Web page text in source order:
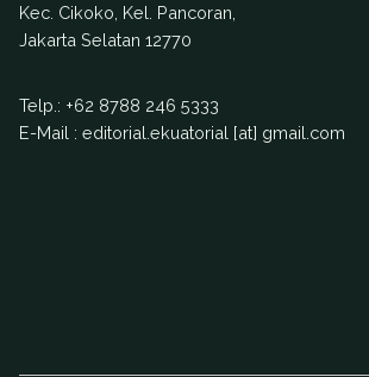
Kec. Cikoko, Kel. Pancoran,
Jakarta Selatan 12770
Telp.: +62 8788 246 5333
E-Mail : editorial.ekuatorial [at] gmail.com